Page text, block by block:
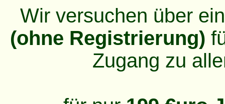
Wir versuchen über
(ohne Registrierung)
Zugang zu